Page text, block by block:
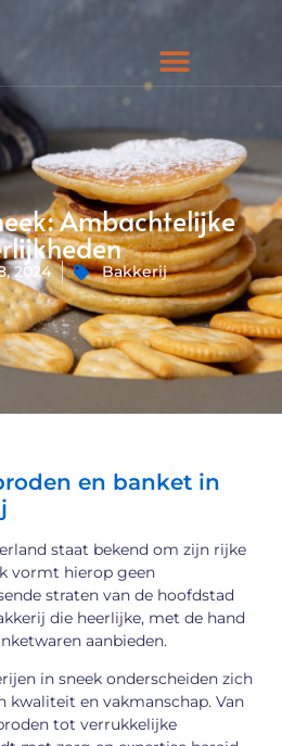
Ambachtelijke
2024 Bakkerij
en banket in
staat bekend om zijn rijke
vormt hierop geen
straten van de hoofdstad
die heerlijke, met de hand
aanbieden.
in sneek onderscheiden zich
kwaliteit en vakmanschap. Van
tot verrukkelijke